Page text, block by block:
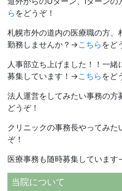
ら をどうぞ！
札幌市外の道内の医療職の方、
勤務しませんか？→こちら をど
人事部立ち上げました！！一
募集しています！→こちら をど
法人運営をしてみたい事務の
どうぞ！
クリニックの事務長やってみ
ぞ！
医療事務も随時募集していま
当院について